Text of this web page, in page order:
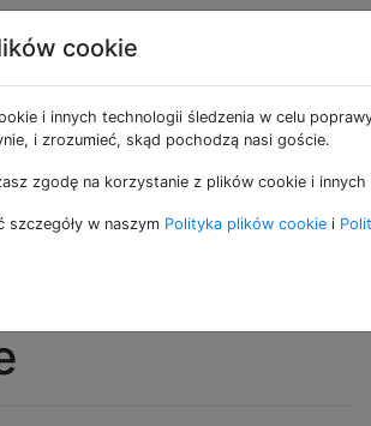
Apple Tagi
do El
nie mogąc
z
cookie
i innych technologii śledzenia w celu
i zrozumieć, skąd pochodzą nasi goście.
zgodę na korzystanie z plików cookie i
szczegóły w naszym Polityka plików cookie i